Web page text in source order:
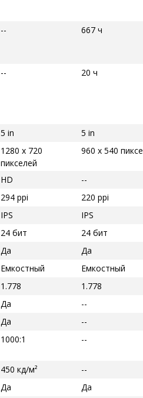
-- 667 ч
-- 20 ч
5 in
5 in
1280 x 720
пикселей
960 x 540
HD
--
294 ppi
220 ppi
IPS
IPS
24 бит
24 бит
Да
Да
Емкостный
Емкостный
1.778
1.778
Да
--
Да
--
1000:1 --
450 кд/м²
--
Да
Да